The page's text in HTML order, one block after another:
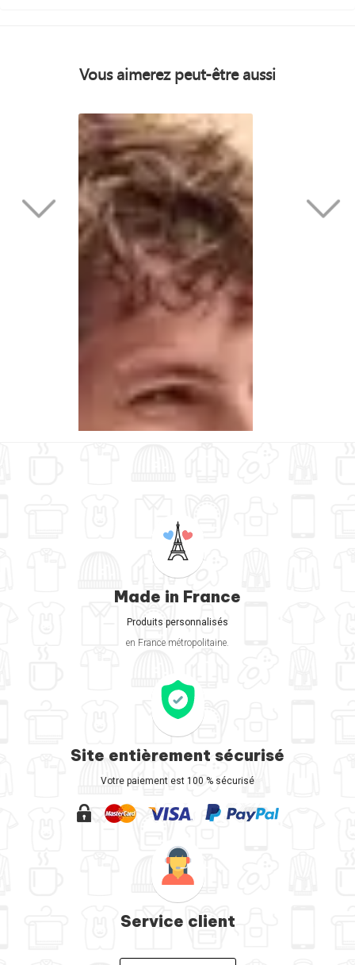
Vous aimerez peut-être aussi
Made in France
Produits personnalisés
en France métropolitaine.
Site entièrement sécurisé
Votre paiement est 100 % sécurisé
Service client